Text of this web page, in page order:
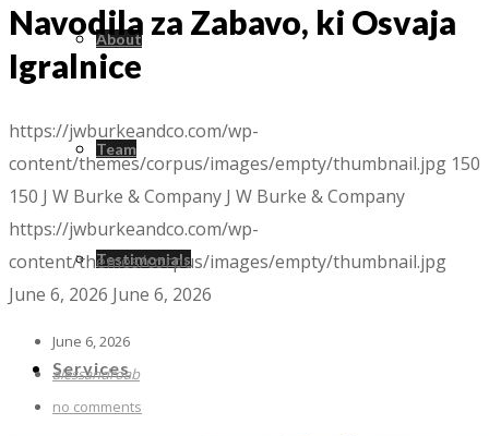
About
Team
Testimonials
Services
Navodila za Zabavo, ki Osvaja
Igralnice
https://jwburkeandco.com/wp-
content/themes/corpus/images/empty/thumbnail.jpg 150
150 J W Burke & Company J W Burke & Company
https://jwburkeandco.com/wp-
content/themes/corpus/images/empty/thumbnail.jpg
June 6, 2026 June 6, 2026
June 6, 2026
alessandroab
no comments